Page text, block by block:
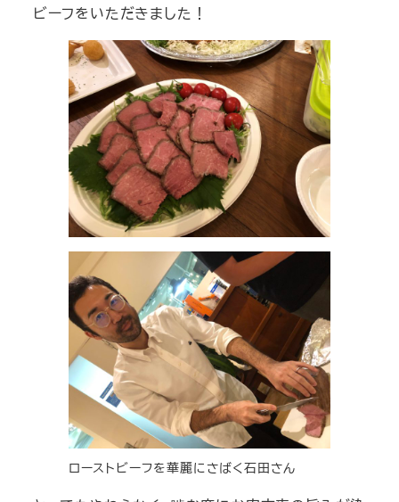
ビーフをいただきました！
ローストビーフを華麗にさばく石田さん